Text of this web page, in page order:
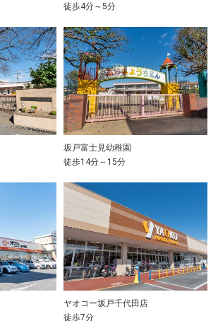
徒歩4分～5分
坂戸富士見幼稚園
徒歩14分～15分
ヤオコー坂戸千代田店
徒歩7分